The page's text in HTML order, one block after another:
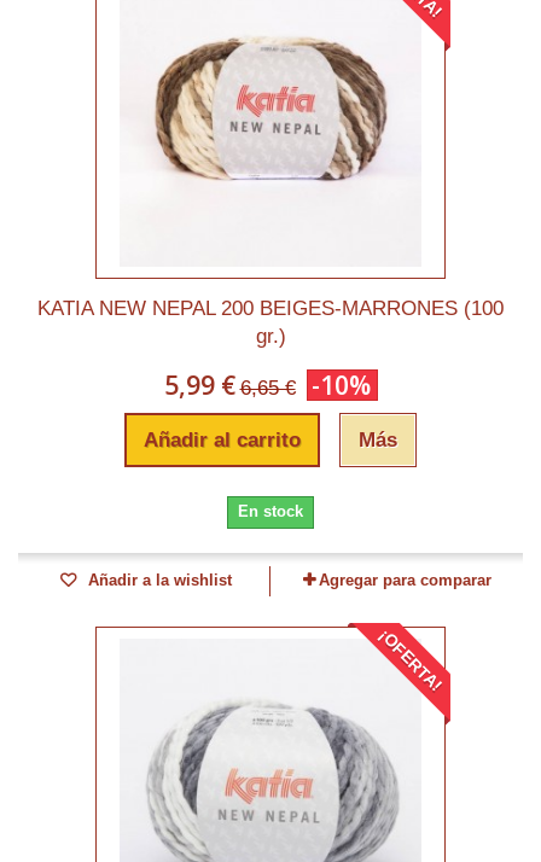
KATIA NEW NEPAL 200 BEIGES-MARRONES (100
gr.)
5,99 € 6,65 € -10%
Añadir al carrito Más
En stock
Añadir a la wishlist Agregar para comparar
¡OFERTA!